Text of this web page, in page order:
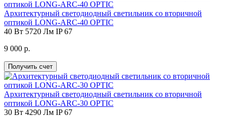
Архитектурный светодиодный светильник со вторичной
оптикой LONG-ARC-40 OPTIC
40 Вт 5720 Лм IP 67
9 000 р.
Получить счет
Архитектурный светодиодный светильник со вторичной
оптикой LONG-ARC-30 OPTIC
30 Вт 4290 Лм IP 67